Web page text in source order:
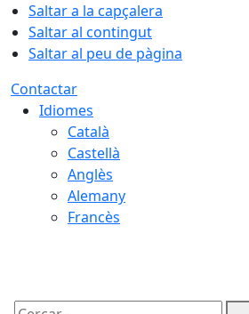
Saltar a la capçalera
Saltar al contingut
Saltar al peu de pàgina
Contactar
Idiomes
Català
Castellà
Anglès
Alemany
Francès